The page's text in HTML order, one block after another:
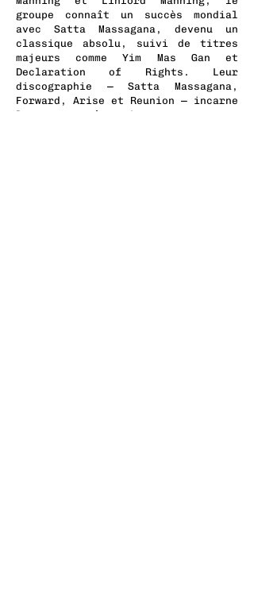
groupe connaît un succès mondial
avec Satta Massagana, devenu un
classique absolu, suivi de titres
majeurs comme Yim Mas Gan et
Declaration of Rights. Leur
discographie — Satta Massagana,
Forward, Arise et Reunion — incarne
l’essence même du roots reggae